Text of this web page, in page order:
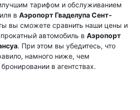
тарифом и обслуживанием
в Аэропорт Гваделупа Сент-
вы сможете сравнить наши цены и
автомобиль в Аэропорт
. При этом вы убедитесь, что
намного ниже, чем
в агентствах.